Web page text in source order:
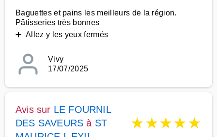
Baguettes et pains les meilleurs de la région.
Pâtisseries très bonnes
➕ Allez y les yeux fermés
Vivy
17/07/2025
Avis sur LE FOURNIL
DES SAVEURS à ST
★★★★★